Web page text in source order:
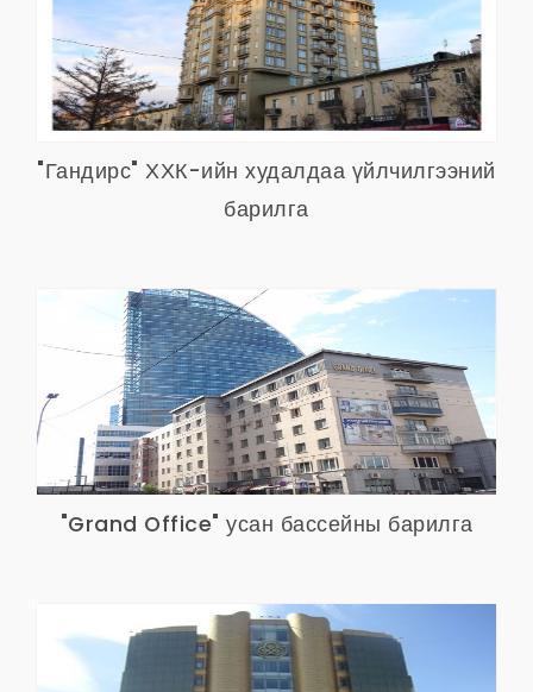
"Гандирс" ХХК-ийн худалдаа үйлчилгээний
барилга
"Grand Office" усан бассейны барилга